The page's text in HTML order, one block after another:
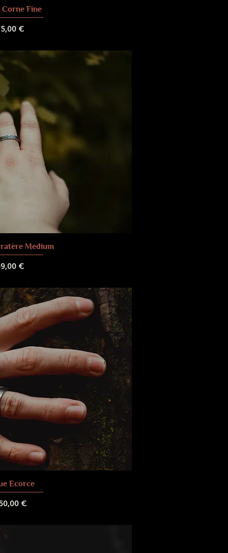
Corne Fine
€
Medium
€
Ecorce
€